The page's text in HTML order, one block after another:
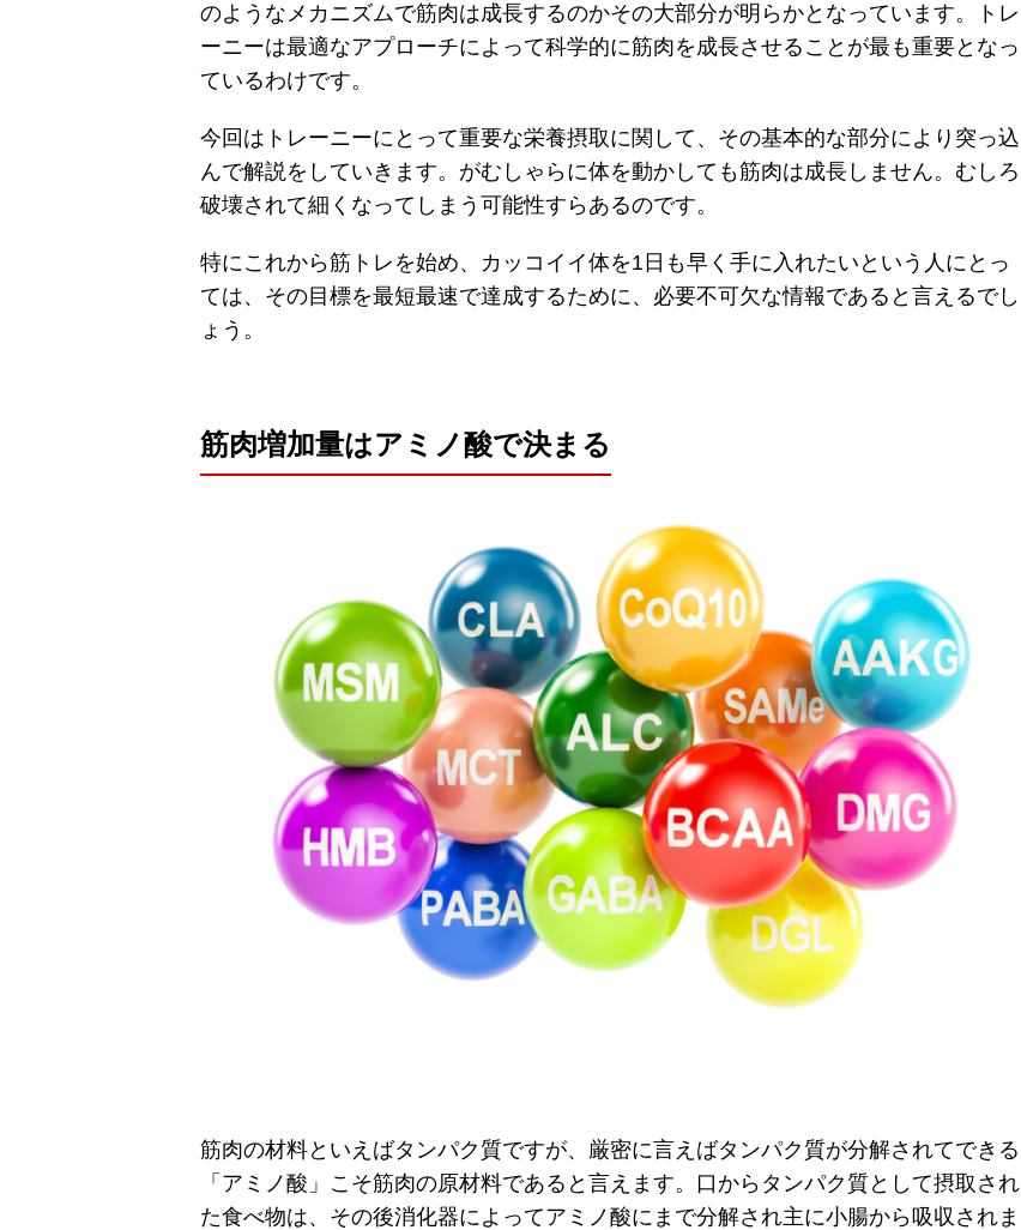
のようなメカニズムで筋肉は成長するのかその大部分が明らかとなっています。トレ
ーニーは最適なアプローチによって科学的に筋肉を成長させることが最も重要となっ
ているわけです。
今回はトレーニーにとって重要な栄養摂取に関して、その基本的な部分により突っ込
んで解説をしていきます。がむしゃらに体を動かしても筋肉は成長しません。むしろ
破壊されて細くなってしまう可能性すらあるのです。
特にこれから筋トレを始め、カッコイイ体を1日も早く手に入れたいという人にとっ
ては、その目標を最短最速で達成するために、必要不可欠な情報であると言えるでし
ょう。
筋肉増加量はアミノ酸で決まる
筋肉の材料といえばタンパク質ですが、厳密に言えばタンパク質が分解されてできる
「アミノ酸」こそ筋肉の原材料であると言えます。口からタンパク質として摂取され
た食べ物は、その後消化器によってアミノ酸にまで分解され主に小腸から吸収されま